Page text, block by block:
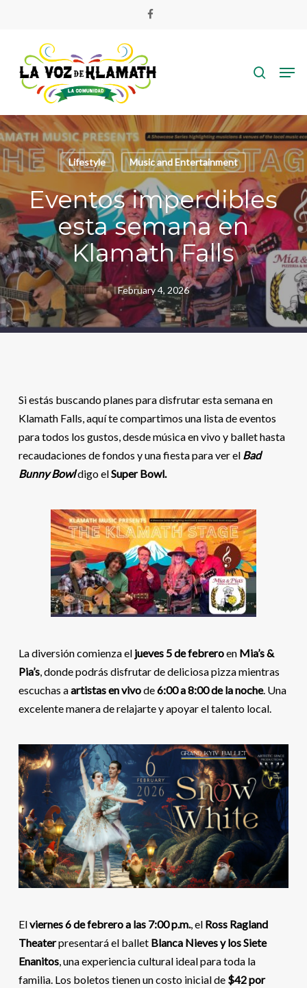
content
facebook
Lifestyle Music and Entertainment
Eventos imperdibles
esta semana en
Klamath Falls
February 4, 2026
Si estás buscando planes para disfrutar esta semana en
Klamath Falls, aquí te compartimos una lista de eventos
para todos los gustos, desde música en vivo y ballet hasta
recaudaciones de fondos y una fiesta para ver el Bad
Bunny Bowldigo elSuper Bowl.
La diversión comienza el jueves 5 de febreroen Mia’s &
Pia’s, donde podrás disfrutar de deliciosa pizza mientras
escuchas aartistas en vivode6:00 a 8:00 de la noche. Una
excelente manera de relajarte y apoyar el talento local.
Elviernes 6 de febrero a las 7:00 p.m., el Ross Ragland
Theaterpresentará el ballet Blanca Nieves y los Siete
Enanitos, una experiencia cultural ideal para toda la
familia. Los boletos tienen un costo inicial de $42 por